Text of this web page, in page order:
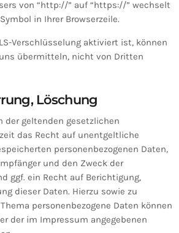
von “http://” auf “https://” wechselt
in Ihrer Browserzeile.
Verschlüsselung aktiviert ist, können
übermitteln, nicht von Dritten
Löschung
der geltenden gesetzlichen
das Recht auf unentgeltliche
personenbezogenen Daten,
und den Zweck der
ggf. ein Recht auf Berichtigung,
dieser Daten. Hierzu sowie zu
personenbezogene Daten können
der im Impressum angegebenen